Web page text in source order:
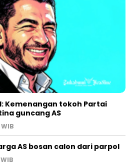
Kemenangan tokoh Partai
guncang AS
AS bosan calon dari parpol